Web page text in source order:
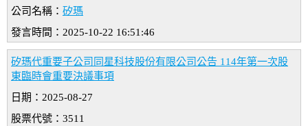
公司名稱： 矽瑪
發言時間：2025-10-22 16:51:46
矽瑪代重要子公司同星科技股份有限公司公告 114年第一次股
東臨時會重要決議事項
日期：2025-08-27
股票代號：3511